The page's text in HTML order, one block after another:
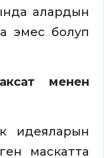
алардын
эмес болуп
менен
идеяларын
маскатта